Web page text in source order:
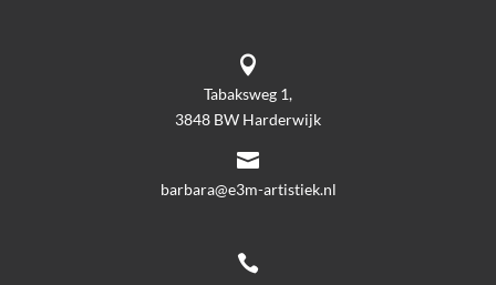

Tabaksweg 1,
3848 BW Harderwijk

barbara@e3m-artistiek.nl
